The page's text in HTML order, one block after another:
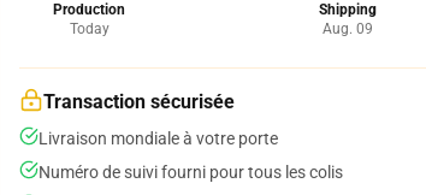
Production
Today
Shipping
Aug. 09
Transaction sécurisée
Livraison mondiale à votre porte
Numéro de suivi fourni pour tous les colis